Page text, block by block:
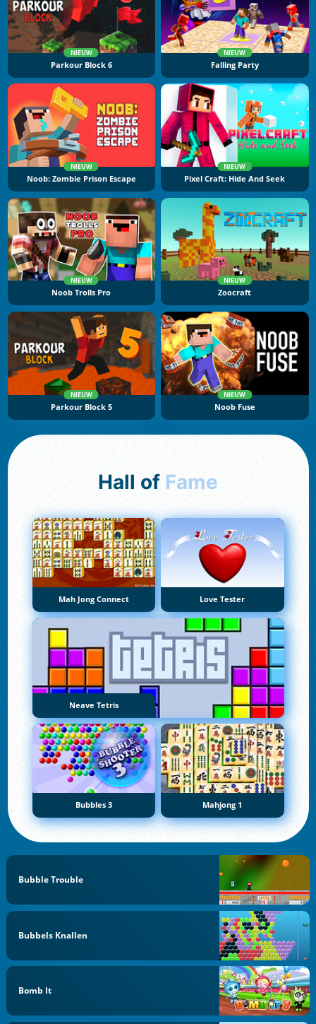
NIEUW
Parkour Block 6
NIEUW
Falling Party
NIEUW
Noob: Zombie Prison Escape
NIEUW
Pixel Craft: Hide And Seek
NIEUW
Noob Trolls Pro
NIEUW
Zoocraft
NIEUW
Parkour Block 5
NIEUW
Noob Fuse
Hall of Fame
Mah Jong Connect Love Tester
Neave Tetris
Bubbles 3 Mahjong 1
Bubble Trouble
Bubbels Knallen
Bomb It